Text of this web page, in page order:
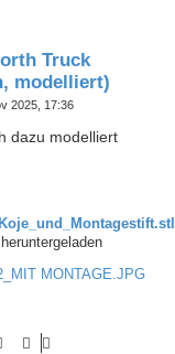
Truck
modelliert)
2025, 17:36
dazu modelliert